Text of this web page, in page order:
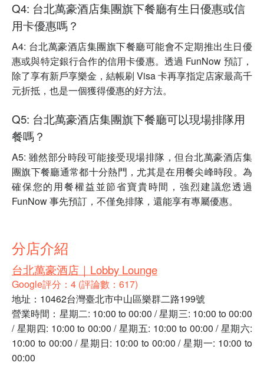
Q4: 台北萬豪酒店集團旗下餐廳有生日優惠或信
用卡優惠嗎？
A4: 台北萬豪酒店集團旗下餐廳可能會不定期推出生日優
惠或與特定銀行合作的信用卡優惠。透過 FunNow 預訂，
除了享有新戶享樂金，結帳刷 Visa 卡再享指定店家最高千
元折抵，也是一個獲得優惠的好方法。
Q5: 台北萬豪酒店集團旗下餐廳可以現場排隊用
餐嗎？
A5: 雖然部分時段可能接受現場排隊，但台北萬豪酒店集
團旗下餐廳通常都十分熱門，尤其是在用餐尖峰時段。為
確保您的用餐權益並節省寶貴時間，強烈建議您透過
FunNow 事先預訂，不僅免排隊，還能享有專屬優惠。
分店介紹
台北萬豪酒店｜Lobby Lounge
Google評分：4 (評論數：617)
地址：10462台灣臺北市中山區樂群二路199號
營業時間：星期二: 10:00 to 00:00 / 星期三: 10:00 to 00:00
/ 星期四: 10:00 to 00:00 / 星期五: 10:00 to 00:00 / 星期六:
10:00 to 00:00 / 星期日: 10:00 to 00:00 / 星期一: 10:00 to
00:00